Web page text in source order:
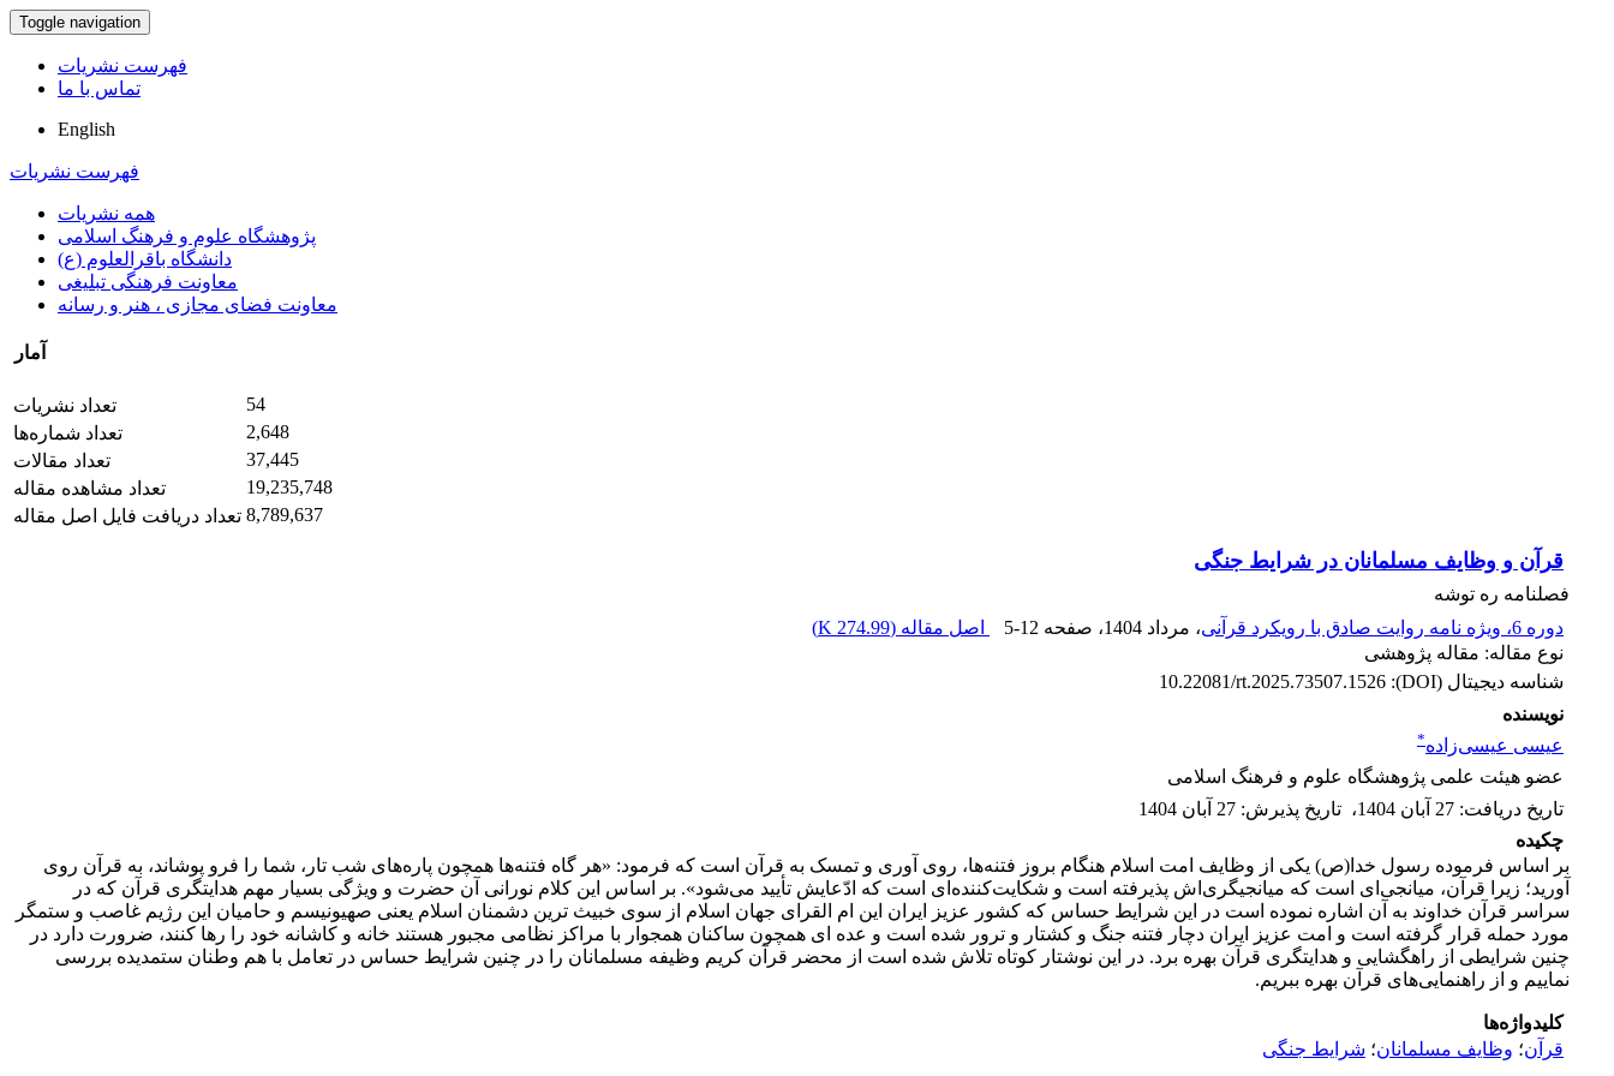
Toggle navigation
فهرست نشریات
تماس با ما
English
فهرست نشریات
همه نشریات
پژوهشگاه علوم و فرهنگ اسلامی
دانشگاه باقرالعلوم (ع)
معاونت فرهنگی تبلیغی
معاونت فضای مجازی ، هنر و رسانه
آمار
تعداد نشریات
54
تعداد شماره‌ها
2,648
تعداد مقالات
37,445
تعداد مشاهده مقاله
19,235,748
تعداد دریافت فایل اصل مقاله 8,789,637
قرآن و وظایف مسلمانان در شرایط جنگی
فصلنامه ره توشه
دوره 6، ویژه نامه روایت صادق با رویکرد قرآنی
، مرداد 1404 ، صفحه 5-12 اصل مقاله (274.99 K
)
نوع مقاله: مقاله پژوهشی
شناسه دیجیتال (DOI):
10.22081/rt.2025.73507.1526
نویسنده
عیسی عیسی‌زاده*
عضو هیئت علمی پژوهشگاه علوم و فرهنگ اسلامی
تاریخ دریافت: 27 آبان 1404 ، تاریخ پذیرش: 27 آبان 1404
چکیده
بر اساس فرموده رسول خدا(ص) یکی از وظایف امت اسلام هنگام بروز فتنه‌ها، روی آوری و تمسک به قرآن است که فرمود: «هر گاه فتنه‌ها همچون پاره‌هاى شب تار، شما را فرو پوشاند، به قرآن روى
آورید؛ زیرا قرآن، میانجى‌اى است که میانجیگرى‌اش پذیرفته است و شکایت‌کننده‌اى است که ادّعایش تأیید مى‌شود». بر اساس این کلام نورانی آن حضرت و ویژگی بسیار مهم هدایتگری قرآن که در
سراسر قرآن خداوند به آن اشاره نموده است در این شرایط حساس که کشور عزیز ایران این ام القرای جهان اسلام از سوی خبیث ترین دشمنان اسلام یعنی صهیونیسم و حامیان این رژیم غاصب و ستمگر
مورد حمله قرار گرفته است و امت عزیز ایران دچار فتنه جنگ و کشتار و ترور شده است و عده ای همچون ساکنان همجوار با مراکز نظامی مجبور هستند خانه و کاشانه خود را رها کنند، ضرورت دارد در
چنین شرایطی از راهگشایی و هدایتگری قرآن بهره برد. در این نوشتار کوتاه تلاش شده است از محضر قرآن کریم وظیفه مسلمانان را در چنین شرایط حساس در تعامل با هم وطنان ستمدیده بررسی
نماییم و از راهنمایی‌های قرآن بهره ببریم.
کلیدواژه‌ها
قرآن؛ وظایف مسلمانان؛ شرایط جنگی